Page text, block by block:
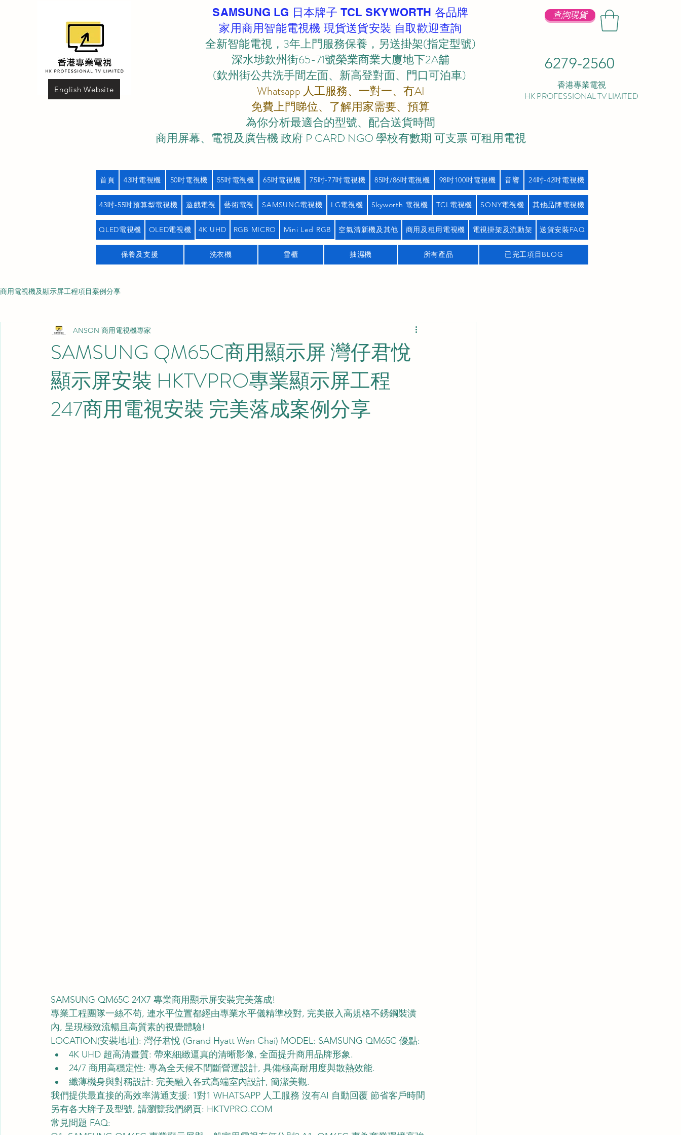
English Website
查詢現貨
6279-2560
香港專業電視
HK PROFESSIONAL TV LIMITED
SAMSUNG LG 日本牌子 TCL SKYWORTH 各品牌
家用商用智能電視機 現貨送貨安裝 自取歡迎查詢
全新智能電視，3年上門服務保養，另送掛架(指定型號)
深水埗欽州街65-71號榮業商業大廈地下2A舖
(欽州街公共洗手間左面、新高登對面、門口可泊車) ​
Whatsapp 人工服務、一對一、冇AI
免費上門睇位、了解用家需要、預算
為你分析最適合的型號、配合送貨時間
商用屏幕、電視及廣告機 政府 P CARD NGO 學校有數期 可支票 可租用電視
首頁 43吋電視機 50吋電視機 55吋電視機 65吋電視機 75吋-77吋電視機 85吋/86吋電視機 98吋100吋電視機 音響 24吋-42吋電視機
43吋-55吋預算型電視機 遊戲電視 藝術電視 SAMSUNG電視機 LG電視機 Skyworth 電視機 TCL電視機 SONY電視機 其他品牌電視機
QLED電視機 OLED電視機 4K UHD RGB MICRO Mini Led RGB 空氣清新機及其他 商用及租用電視機 電視掛架及流動架 送貨安裝FAQ
保養及支援 洗衣機 雪櫃 抽濕機 所有產品 已完工項目BLOG
商用電視機及顯示屏工程項目案例分享
SAMSUNG QM65C商用顯示屏 灣仔君悅
顯示屏安裝 HKTVPRO專業顯示屏工程
247商用電視安裝 完美落成案例分享
ANSON 商用電視機專家
SAMSUNG QM65C 24X7 專業商用顯示屏安裝完美落成!
專業工程團隊一絲不苟, 連水平位置都經由專業水平儀精準校對, 完美嵌入高規格不銹鋼裝潢
內, 呈現極致流暢且高質素的視覺體驗!
LOCATION(安裝地址): 灣仔君悅 (Grand Hyatt Wan Chai) MODEL: SAMSUNG QM65C 優點:
4K UHD 超高清畫質: 帶來細緻逼真的清晰影像, 全面提升商用品牌形象.
24/7 商用高穩定性: 專為全天候不間斷營運設計, 具備極高耐用度與散熱效能.
纖薄機身與對稱設計: 完美融入各式高端室內設計, 簡潔美觀.
我們提供最直接的高效率溝通支援: 1對1 WHATSAPP 人工服務 沒有AI 自動回覆 節省客戶時間
另有各大牌子及型號, 請瀏覽我們網頁: HKTVPRO.COM
常見問題 FAQ: